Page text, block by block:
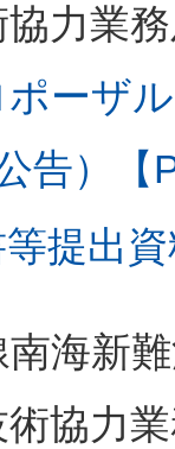
力業
ーザ
告）【
提出
海新
協力